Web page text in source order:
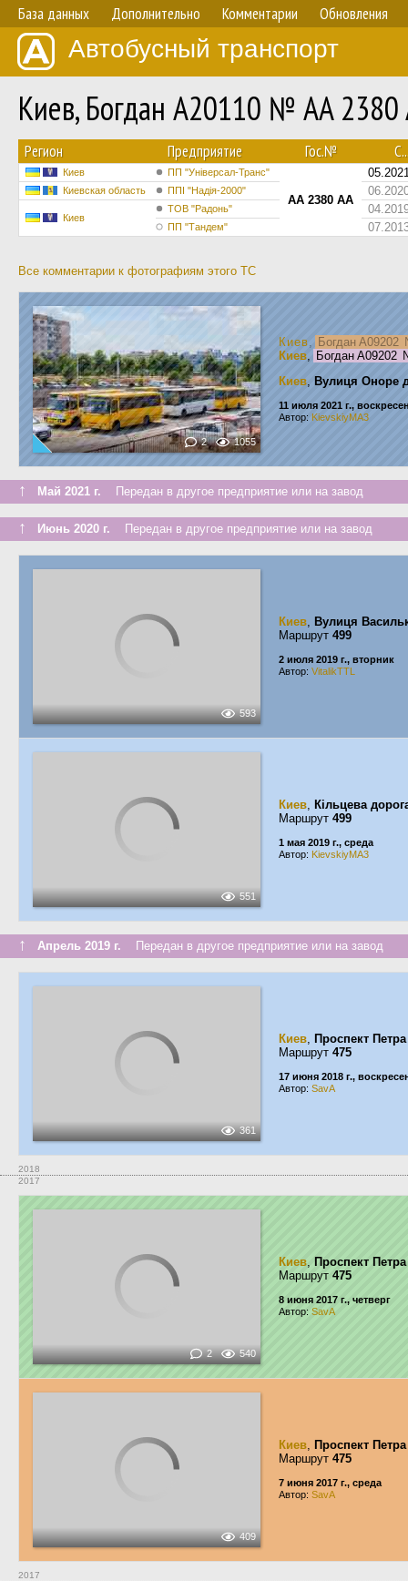
База данных Дополнительно Комментарии Обновления
Автобусный транспорт
Киев, Богдан А20110 № AA 2380
Регион Предприятие Гос.№
Киев ПП "Універсал-Транс"
AA 2380 AA
Киевская область ППІ "Надія-2000"
Киев
ТОВ "Радонь"
ПП "Тандем"
Все комментарии к фотографиям этого ТС
2 1055
Киев, Богдан А09202
Киев, Богдан А09202
Киев, Вулиця Оноре
11 июля 2021 г.,
Автор: KievskiyMA3
↑ Май 2021 г. Передан в другое предприятие или на завод
↑ Июнь 2020 г. Передан в другое предприятие или на завод
593
Киев, Вулиця
Маршрут 499
2 июля 2019 г., вторник
Автор: VitalikTTL
551
Киев, Кільцева
Маршрут 499
1 мая 2019 г., среда
Автор: KievskiyMA3
↑ Апрель 2019 г. Передан в другое предприятие или на завод
361
Киев, Проспект
Маршрут 475
17 июня 2018 г.,
Автор: SavA
2018
2017
2 540
Киев, Проспект
Маршрут 475
8 июня 2017 г., четверг
Автор: SavA
409
Киев, Проспект
Маршрут 475
7 июня 2017 г., среда
Автор: SavA
2017